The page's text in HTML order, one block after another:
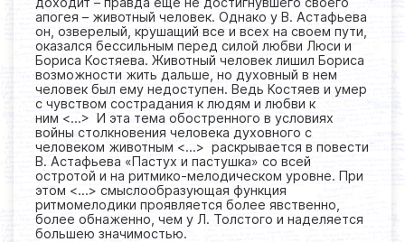
апогея – животный человек. Однако у В. Астафьева
он, озверелый, крушащий все и всех на своем пути,
оказался бессильным перед силой любви Люси и
Бориса Костяева. Животный человек лишил Бориса
возможности жить дальше, но духовный в нем
человек был ему недоступен. Ведь Костяев и умер
с чувством сострадания к людям и любви к
ним <...> И эта тема обостренного в условиях
войны столкновения человека духовного с
человеком животным <...> раскрывается в повести
В. Астафьева «Пастух и пастушка» со всей
остротой и на ритмико-мелодическом уровне. При
этом <...> смыслообразующая функция
ритмомелодики проявляется более явственно,
более обнаженно, чем у Л. Толстого и наделяется
большею значимостью.